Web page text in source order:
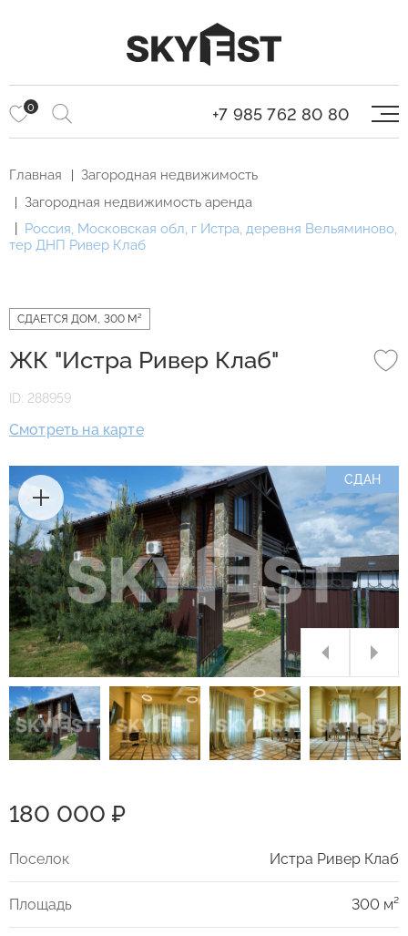
0 +7 985 762 80 80
Главная
Загородная недвижимость
Загородная недвижимость аренда
Россия, Московская обл, г Истра, деревня Вельяминово,
тер ДНП Ривер Клаб
СДАЕТСЯ ДОМ, 300 М²
ЖК "Истра Ривер Клаб"
ID: 288959
Смотреть на карте
СДАН
180 000 ₽
Поселок Истра Ривер Клаб
Площадь 300 м²